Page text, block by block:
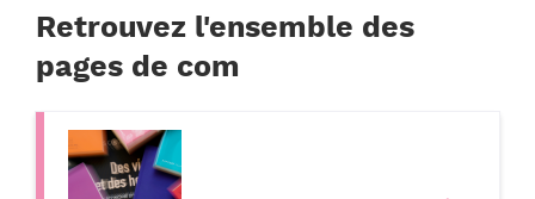
Retrouvez l'ensemble des
pages de com